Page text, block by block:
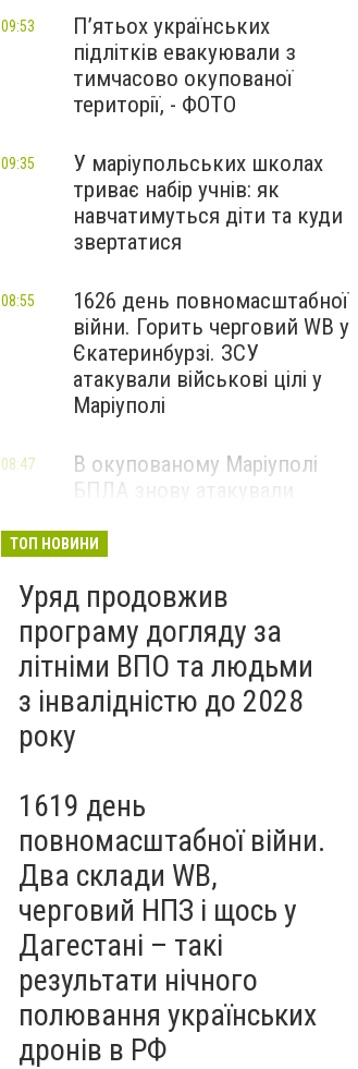
П’ятьох українських
підлітків евакуювали з
тимчасово окупованої
території, - ФОТО
09:53
У маріупольських школах
триває набір учнів: як
навчатимуться діти та куди
звертатися
09:35
1626 день повномасштабної
війни. Горить черговий WB у
Єкатеринбурзі. ЗСУ
атакували військові цілі у
Маріуполі
08:55
В окупованому Маріуполі
БПЛА знову атакували
— ВІДЕО
08:47
ТОП НОВИНИ
Уряд продовжив
програму догляду за
літніми ВПО та людьми
з інвалідністю до 2028
року
1619 день
повномасштабної війни.
Два склади WB,
черговий НПЗ і щось у
Дагестані – такі
результати нічного
полювання українських
дронів в РФ